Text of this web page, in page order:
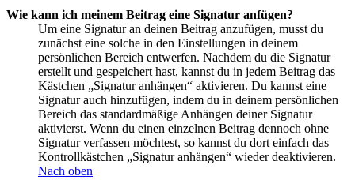
Wie kann ich meinem Beitrag eine Signatur anfügen?
Um eine Signatur an deinen Beitrag anzufügen, musst du
zunächst eine solche in den Einstellungen in deinem
persönlichen Bereich entwerfen. Nachdem du die Signatur
erstellt und gespeichert hast, kannst du in jedem Beitrag das
Kästchen „Signatur anhängen“ aktivieren. Du kannst eine
Signatur auch hinzufügen, indem du in deinem persönlichen
Bereich das standardmäßige Anhängen deiner Signatur
aktivierst. Wenn du einen einzelnen Beitrag dennoch ohne
Signatur verfassen möchtest, so kannst du dort einfach das
Kontrollkästchen „Signatur anhängen“ wieder deaktivieren.
Nach oben